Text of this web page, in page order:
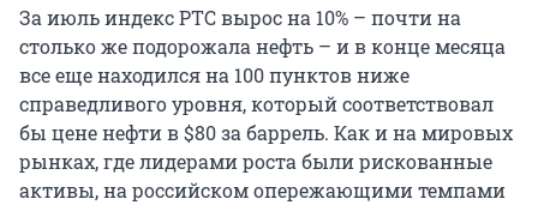
За июль индекс РТС вырос на 10% – почти на
столько же подорожала нефть – и в конце месяца
все еще находился на 100 пунктов ниже
справедливого уровня, который соответствовал
бы цене нефти в $80 за баррель. Как и на мировых
рынках, где лидерами роста были рискованные
активы, на российском опережающими темпами